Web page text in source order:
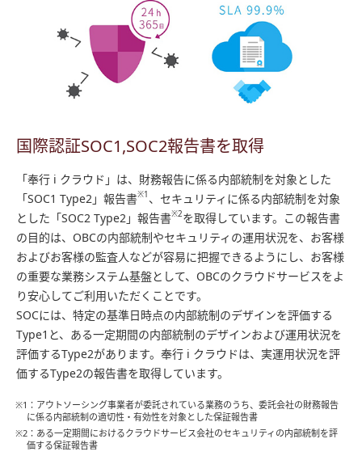
国際認証SOC1,SOC2報告書を取得
「奉行 i クラウド」は、財務報告に係る内部統制を対象とした
「SOC1 Type2」報告書※1 、セキュリティに係る内部統制を対象
とした「SOC2 Type2」報告書※2 を取得しています。この報告書
の目的は、OBCの内部統制やセキュリティの運用状況を、お客様
およびお客様の監査人などが容易に把握できるようにし、お客様
の重要な業務システム基盤として、OBCのクラウドサービスをよ
り安心してご利用いただくことです。
SOCには、特定の基準日時点の内部統制のデザインを評価する
Type1と、ある一定期間の内部統制のデザインおよび運用状況を
評価するType2があります。奉行 i クラウドは、実運用状況を評
価するType2の報告書を取得しています。
※1：アウトソーシング事業者が委託されている業務のうち、委託会社の財務報告
に係る内部統制の適切性・有効性を対象とした保証報告書
※2：ある一定期間におけるクラウドサービス会社のセキュリティの内部統制を評
価する保証報告書